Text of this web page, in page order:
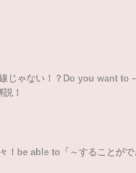
じゃない！？Do you want to
！
！be able to「～することがで